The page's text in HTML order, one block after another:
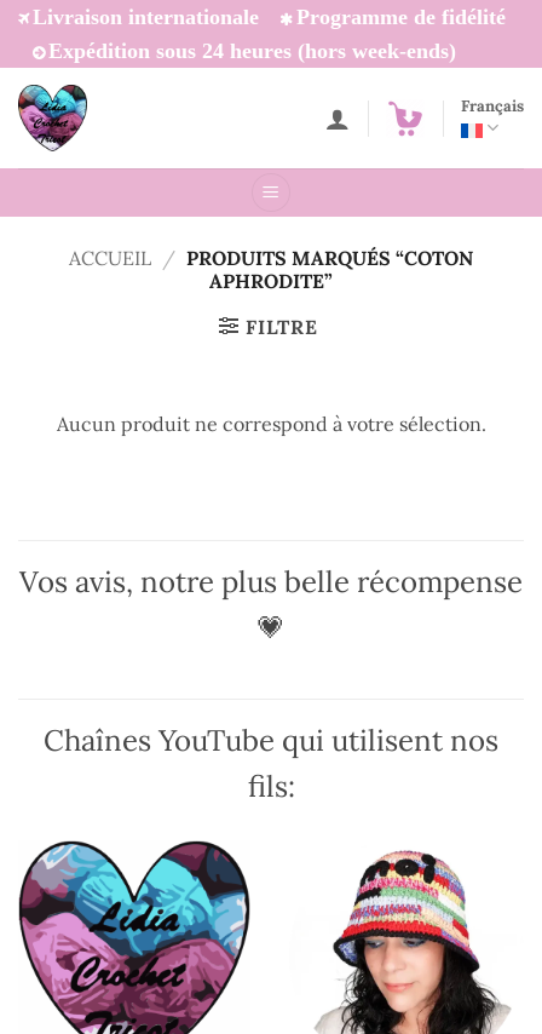
Passer
contenu
Livraison internationale
Programme de fidélité
Expédition sous 24 heures (hors week-ends)
Français
ACCUEIL / PRODUITS MARQUÉS “COTON
APHRODITE”
FILTRE
Aucun produit ne correspond à votre sélection.
Vos avis, notre plus belle récompense
💗
Chaînes YouTube qui utilisent nos
fils: